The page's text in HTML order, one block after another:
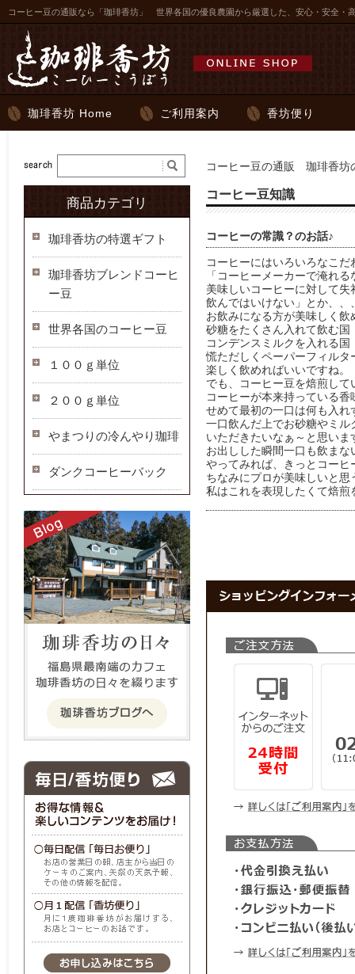
コーヒー豆の通販なら「珈琲香坊」 世界各国の優良農園から厳選した、安心・安全・
珈琲香坊 Home ご利用案内 香坊便り
コーヒー豆の通販 珈琲香坊
コーヒー豆知識
コーヒーの常識？のお話♪
コーヒーにはいろいろなこ
「コーヒーメーカーで淹れ
美味しいコーヒーに対して
飲んではいけない」とか、、
お飲みになる方が美味しく
砂糖をたくさん入れて飲む
コンデンスミルクを入れる
慌ただしくペーパーフィル
楽しく飲めればいいですね。
でも、コーヒー豆を焙煎して
コーヒーが本来持っている
せめて最初の一口は何も入
一口飲んだ上でお砂糖やミ
いただきたいなぁ～と思いま
お出しした瞬間一口も飲ま
やってみれば、きっとコー
ちなみにプロが美味しいと
私はこれを表現したくて焙煎
商品カテゴリ
珈琲香坊の特選ギフト
珈琲香坊ブレンドコーヒ
ー豆
世界各国のコーヒー豆
１００ｇ単位
２００ｇ単位
やまつりの冷んやり珈琲
ダンクコーヒーバック